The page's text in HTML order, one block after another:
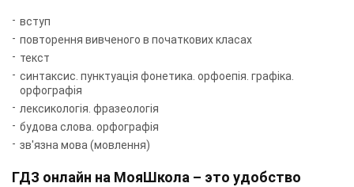
вступ
повторення вивченого в початкових класах
текст
синтаксис. пунктуація фонетика. орфоепія. графіка.
орфографія
лексикологія. фразеологія
будова слова. орфографія
зв'язна мова (мовлення)
ГДЗ онлайн на МояШкола – это удобство